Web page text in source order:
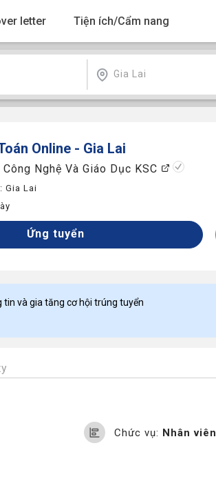
letter Tiện ích/Cẩm nang
Gia Lai
Online - Gia Lai
Nghệ Và Giáo Dục KSC
Gia Lai
Ứng tuyển
tin và gia tăng cơ hội trúng tuyển
Chức vụ: Nhân viên